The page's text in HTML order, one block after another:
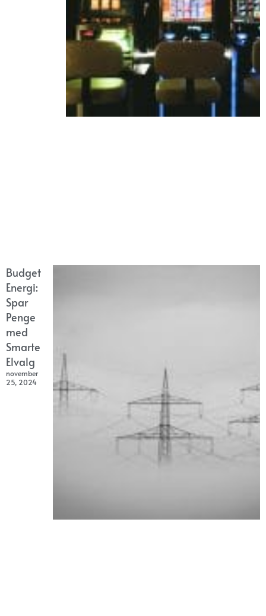
Budget
Energi:
Spar
Penge
med
Smarte
Elvalg
november
25, 2024